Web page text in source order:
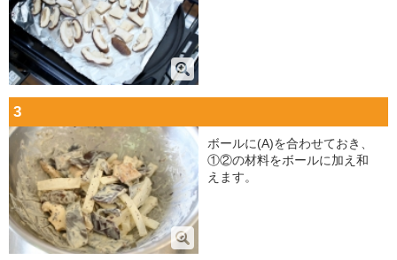
3
ボールに(A)を合わせておき、
①②の材料をボールに加え和
えます。